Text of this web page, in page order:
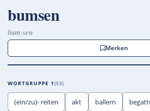
bumsen
bum·sen
Merken
WORTGRUPPE 1 53
(ein/zu)- reiten akt ballern